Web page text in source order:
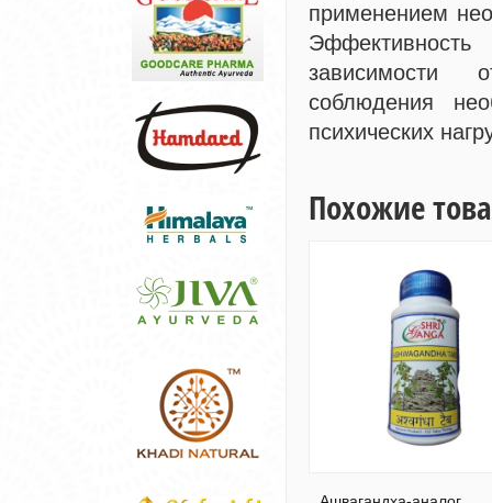
применением
зависимости
соблюдения
психических
Похожие